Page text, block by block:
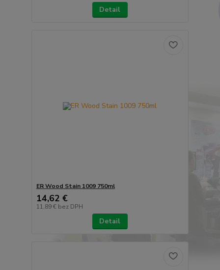
Detail
ER Wood Stain 1009 750ml
14,62 €
11,89 € bez DPH
Detail